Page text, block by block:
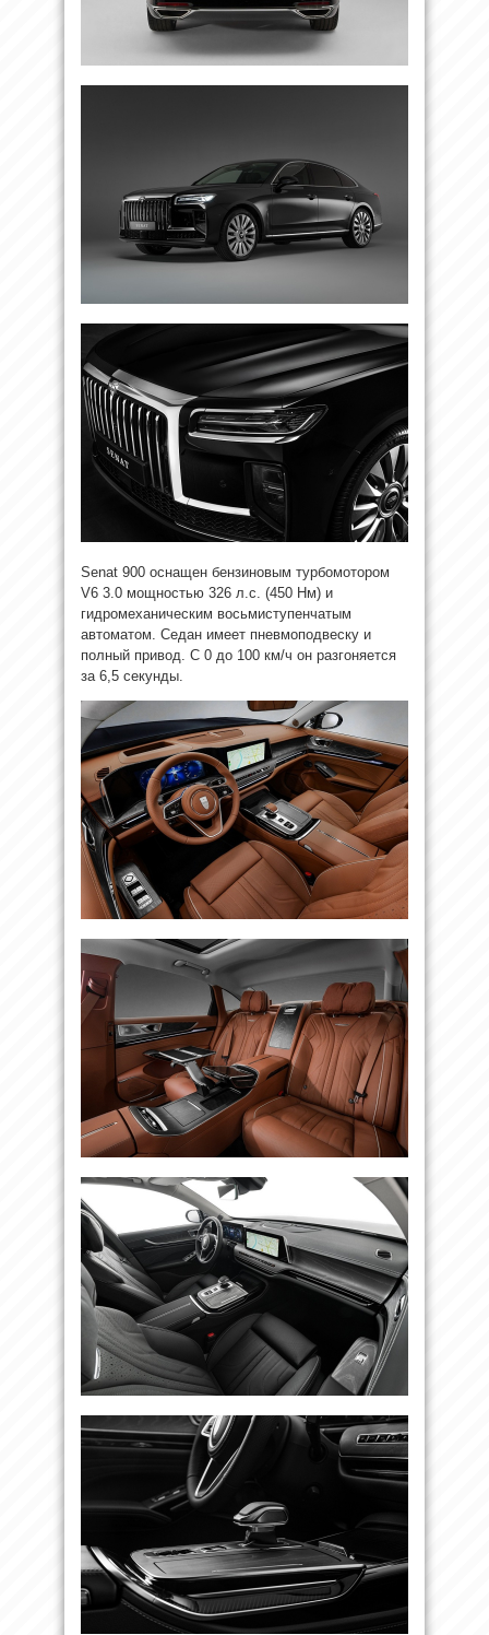
Senat 900 оснащен бензиновым турбомотором
V6 3.0 мощностью 326 л.с. (450 Нм) и
гидромеханическим восьмиступенчатым
автоматом. Седан имеет пневмоподвеску и
полный привод. С 0 до 100 км/ч он разгоняется
за 6,5 секунды.